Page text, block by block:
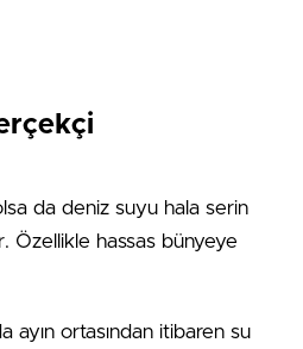
da deniz suyu hala serin
Özellikle hassas bünyeye
ayın ortasından itibaren su